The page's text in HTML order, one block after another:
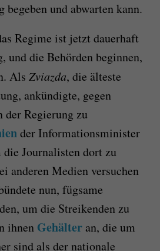
und abwarten kann.
Regime ist jetzt dauerhaft
und die Behörden beginnen,
Als Zviazda, die älteste
ankündigte, gegen
der Regierung zu
der Informationsminister
Journalisten dort zu
anderen Medien versuchen
nun, fügsame
um die Streikenden zu
ihnen Gehälteran, die um
sind als der nationale